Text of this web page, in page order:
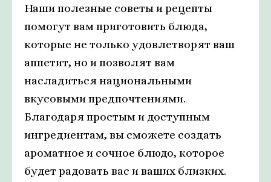
Наши полезные советы и рецепты
помогут вам приготовить блюда,
которые не только удовлетворят ваш
аппетит, но и позволят вам
насладиться национальными
вкусовыми предпочтениями.
Благодаря простым и доступным
ингредиентам, вы сможете создать
ароматное и сочное блюдо, которое
будет радовать вас и ваших близких.